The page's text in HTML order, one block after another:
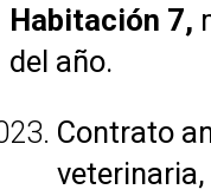
Habitación 7,
del año.
Contrato